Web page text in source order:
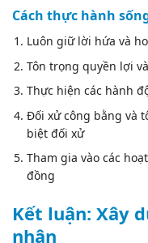
Cách thực hành
Luôn giữ lời hứa và
Tôn trọng quyền lợi
Thực hiện các hành
Đối xử công bằng và
biệt đối xử
Tham gia vào các
đồng
Kết luận: Xây
nhân